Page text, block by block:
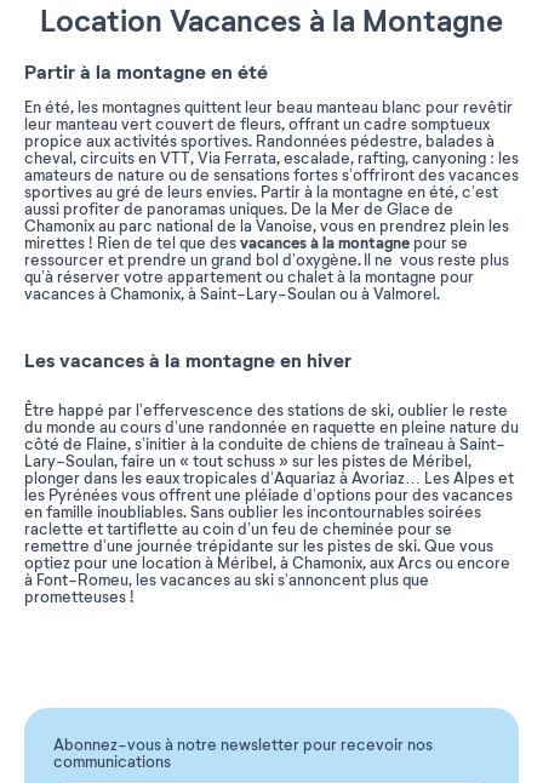
Location Vacances à la Montagne
Partir à la montagne en été
En été, les montagnes quittent leur beau manteau blanc pour revêtir
leur manteau vert couvert de fleurs, offrant un cadre somptueux
propice aux activités sportives. Randonnées pédestre, balades à
cheval, circuits en VTT, Via Ferrata, escalade, rafting, canyoning : les
amateurs de nature ou de sensations fortes s’offriront des vacances
sportives au gré de leurs envies. Partir à la montagne en été, c’est
aussi profiter de panoramas uniques. De la Mer de Glace de
Chamonix au parc national de la Vanoise, vous en prendrez plein les
mirettes ! Rien de tel que desvacances à la montagne pour se
ressourcer et prendre un grand bol d’oxygène. Il ne vous reste plus
qu’à réserver votre appartement ou chalet à la montagne pour
vacances à Chamonix, à Saint-Lary-Soulan ou à Valmorel.
Les vacances à la montagne en hiver
Être happé par l’effervescence des stations de ski, oublier le reste
du monde au cours d’une randonnée en raquette en pleine nature du
côté de Flaine, s’initier à la conduite de chiens de traîneau à Saint-
Lary-Soulan, faire un « tout schuss » sur les pistes de Méribel,
plonger dans les eaux tropicales d’Aquariaz à Avoriaz… Les Alpes et
les Pyrénées vous offrent une pléiade d’options pour des vacances
en famille inoubliables. Sans oublier les incontournables soirées
raclette et tartiflette au coin d’un feu de cheminée pour se
remettre d’une journée trépidante sur les pistes de ski. Que vous
optiez pour une location à Méribel, à Chamonix, aux Arcs ou encore
à Font-Romeu, les vacances au ski s’annoncent plus que
prometteuses !
Abonnez-vous à notre newsletter pour recevoir nos
communications